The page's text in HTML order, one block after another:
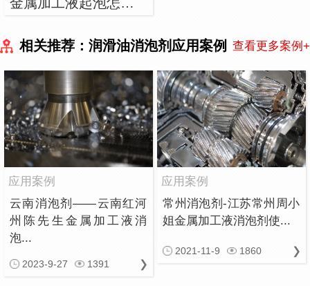
相关推荐：润滑油消泡剂应用案例 查看更多案例+
应用案例
云南消泡剂——云南红河
州陈先生金属加工液消
泡...
2023-9-27 1391
应用案例
常州消泡剂-江苏常州周小
姐金属加工液消泡剂使...
2021-11-9 1860